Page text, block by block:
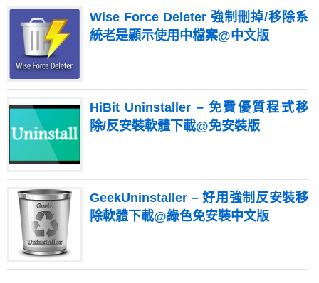
Wise Force Deleter 強制刪掉/移除系
統老是顯示使用中檔案@中文版
HiBit Uninstaller – 免費優質程式移
除/反安裝軟體下載@免安裝版
GeekUninstaller – 好用強制反安裝移
除軟體下載@綠色免安裝中文版